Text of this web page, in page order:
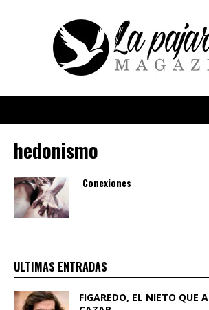
hedonismo
Conexiones
ULTIMAS ENTRADAS
FIGAREDO, EL NIETO QUE